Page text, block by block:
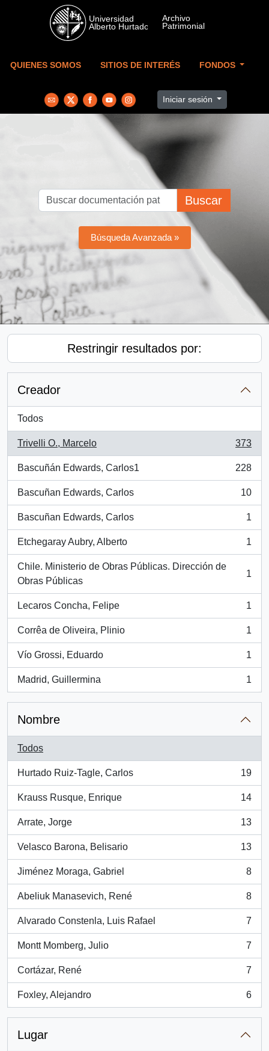
Skip to main content
QUIENES SOMOS SITIOS DE INTERÉS FONDOS
Iniciar sesión
Buscar
Búsqueda Avanzada »
Restringir resultados por:
Creador
Todos
Trivelli O., Marcelo
, 373 resultados
373
Bascuñán Edwards, Carlos1
, 228 resultados
228
Bascuñan Edwards, Carlos
, 10 resultados
10
Bascuñan Edwards, Carlos
, 1 resultados
1
Etchegaray Aubry, Alberto
, 1 resultados
1
Chile. Ministerio de Obras Públicas. Dirección de
Obras Públicas
, 1 resultados
1
Lecaros Concha, Felipe
, 1 resultados
1
Corrêa de Oliveira, Plinio
, 1 resultados
1
Vío Grossi, Eduardo
, 1 resultados
1
Madrid, Guillermina
, 1 resultados
1
Nombre
Todos
Hurtado Ruiz-Tagle, Carlos
, 19 resultados
19
Krauss Rusque, Enrique
, 14 resultados
14
Arrate, Jorge
, 13 resultados
13
Velasco Barona, Belisario
, 13 resultados
13
Jiménez Moraga, Gabriel
, 8 resultados
8
Abeliuk Manasevich, René
, 8 resultados
8
Alvarado Constenla, Luis Rafael
, 7 resultados
7
Montt Momberg, Julio
, 7 resultados
7
Cortázar, René
, 7 resultados
7
Foxley, Alejandro
, 6 resultados
6
Lugar